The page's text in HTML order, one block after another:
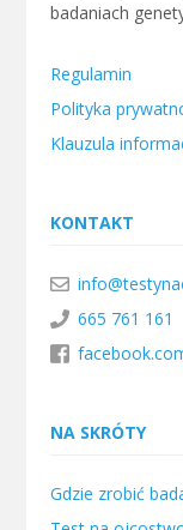
badaniach
Regulamin
Polityka
Klauzula
KONTAKT
665 761 161
NA SKRÓTY
Gdzie zrobić